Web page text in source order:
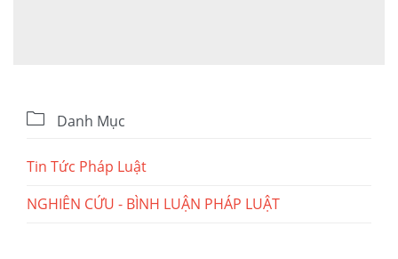
 Danh Mục
Tin Tức Pháp Luật
NGHIÊN CỨU - BÌNH LUẬN PHÁP LUẬT